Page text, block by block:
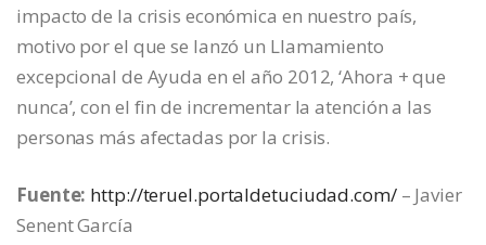
impacto de la crisis económica en nuestro país,
motivo por el que se lanzó un Llamamiento
excepcional de Ayuda en el año 2012, ‘Ahora + que
nunca’, con el fin de incrementar la atención a las
personas más afectadas por la crisis.
Fuente: http://teruel.portaldetuciudad.com/– Javier
Senent García